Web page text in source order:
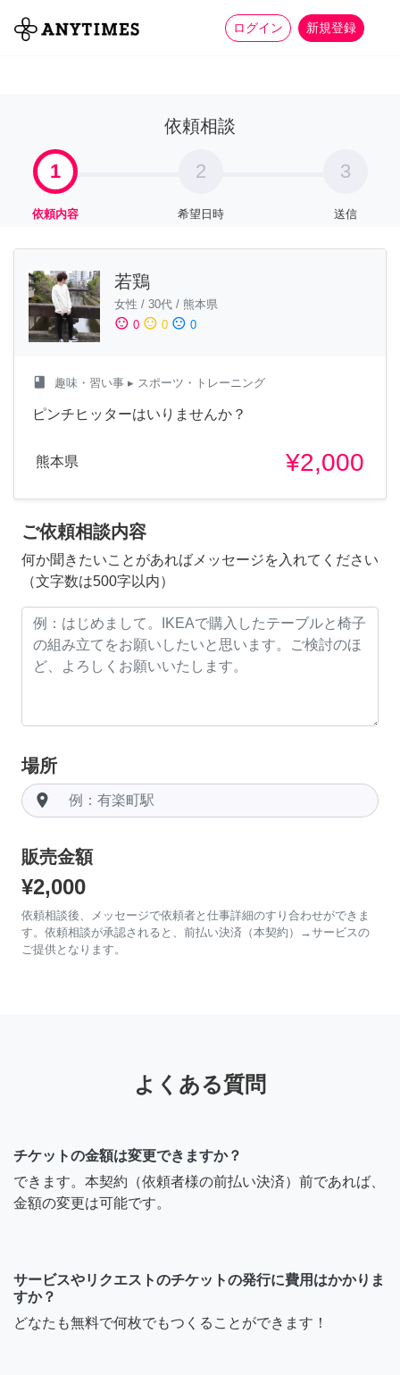
ログイン 新規登録
全て 家事 more_horiz
依頼相談
1
依頼内容
2
希望日時
3
送信
若鶏
女性 / 30代 / 熊本県
sentiment_satisfied 0 sentiment_neutral 0 sentiment_dissatisfied 0
class 趣味・習い事 ▸ スポーツ・トレーニング
ピンチヒッターはいりませんか？
熊本県 ¥2,000
ご依頼相談内容
何か聞きたいことがあればメッセージを入れてください
（文字数は500字以内）
場所
room
販売金額
¥2,000
依頼相談後、メッセージで依頼者と仕事詳細のすり合わせができま
す。依頼相談が承認されると、前払い決済（本契約）→サービスの
ご提供となります。
よくある質問
チケットの金額は変更できますか？
できます。本契約（依頼者様の前払い決済）前であれば、
金額の変更は可能です。
サービスやリクエストのチケットの発行に費用はかかりま
すか？
どなたも無料で何枚でもつくることができます！